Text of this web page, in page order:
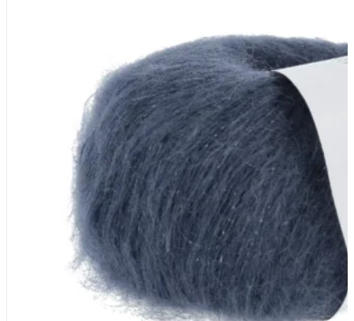
Zusammensetzung
73% Mohair (Superkid), 18%
Lauflänge
~175m / 25g
Nadelstärke
Ø 3-3,5 mm
Garnstärke
DK
Maschenprobe
22 M x 36 R